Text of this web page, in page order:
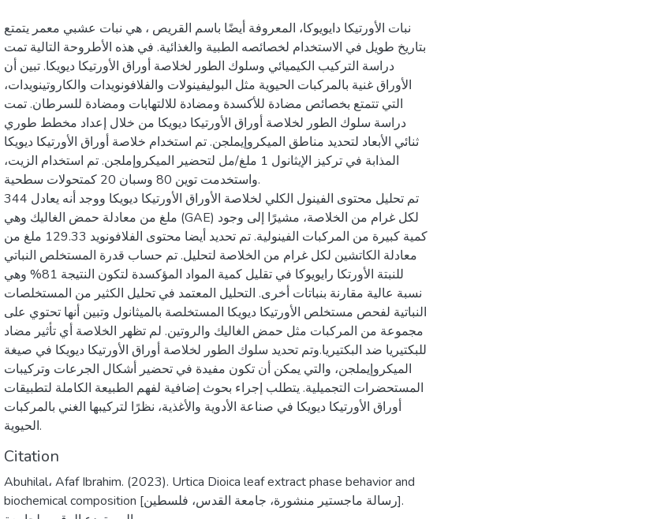
نبات الأورتيكا دايويوكا، المعروفة أيضًا باسم القريص ، هي نبات عشبي معمر يتمتع
بتاريخ طويل في الاستخدام لخصائصه الطبية والغذائية. في هذه الأطروحة التالية تمت
دراسة التركيب الكيميائي وسلوك الطور لخلاصة أوراق الأورتيكا ديويكا. تبين أن
الأوراق غنية بالمركبات الحيوية مثل البوليفينولات والفلافونويدات والكاروتينويدات،
التي تتمتع بخصائص مضادة للأكسدة ومضادة للالتهابات ومضادة للسرطان. تمت
دراسة سلوك الطور لخلاصة أوراق الأورتيكا ديويكا من خلال إعداد مخطط طوري
ثنائي الأبعاد لتحديد مناطق الميكروإيملجن. تم استخدام خلاصة أوراق الأورتيكا ديويكا
المذابة في تركيز الإيثانول 1 ملغ/مل لتحضير الميكروإملجن. تم استخدام الزيت،
واستخدمت توين 80 وسبان 20 كمتحولات سطحية.
تم تحليل محتوى الفينول الكلي لخلاصة الأوراق الأورتيكا ديويكا ووجد أنه يعادل 344
ملغ من معادلة حمض الغاليك وهي (GAE) لكل غرام من الخلاصة، مشيرًا إلى وجود
كمية كبيرة من المركبات الفينولية. تم تحديد أيضا محتوى الفلافونويد 129.33 ملغ من
معادلة الكاتشين لكل غرام من الخلاصة لتحليل. تم حساب قدرة المستخلص النباتي
للنبتة الأورتكا رايويوكا في تقليل كمية المواد المؤكسدة لتكون النتيجة 81% وهي
نسبة عالية مقارنة بنباتات أخرى. التحليل المعتمد في تحليل الكثير من المستخلصات
النباتية لفحص مستخلص الأورتيكا ديويكا المستخلصة بالميثانول وتبين أنها تحتوي على
مجموعة من المركبات مثل حمض الغاليك والروتين. لم تظهر الخلاصة أي تأثير مضاد
للبكتيريا ضد البكتيريا.وتم تحديد سلوك الطور لخلاصة أوراق الأورتيكا ديويكا في صيغة
الميكروإيملجن، والتي يمكن أن تكون مفيدة في تحضير أشكال الجرعات وتركيبات
المستحضرات التجميلية. يتطلب إجراء بحوث إضافية لفهم الطبيعة الكاملة لتطبيقات
أوراق الأورتيكا ديويكا في صناعة الأدوية والأغذية، نظرًا لتركيبها الغني بالمركبات
Citation
Abuhilal، Afaf Ibrahim. (2023). Urtica Dioica leaf extract phase behavior and
biochemical composition [رسالة ماجستير منشورة، جامعة القدس، فلسطين].